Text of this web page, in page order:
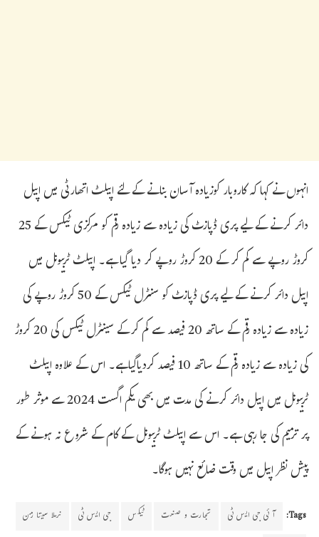
انہوں نے کہا کہ کاروبار کوزیادہ آسان بنانے کے لئے اپیلٹ اتھارٹی میں اپیل
دائر کرنے کے لیے پری ڈپازٹ کی زیادہ سے زیادہ رقم کو مرکزی ٹیکس کے 25
کروڑ روپے سے کم کر کے 20 کروڑ روپے کر دیا گیا ہے۔ اپیلٹ ٹربیونل میں
اپیل دائر کرنے کے لیے پری ڈپازٹ کو سنٹرل ٹیکس کے 50 کروڑ روپے کی
زیادہ سے زیادہ رقم کے ساتھ 20 فیصد سے کم کرکے سینٹرل ٹیکس کی 20 کروڑ
کی زیادہ سے زیادہ رقم کے ساتھ 10 فیصد کردیاگیاہے۔ اس کے علاوہ اپیلٹ
ٹربیونل میں اپیل دائر کرنے کی مدت میں بھی یکم اگست 2024 سے موثر طور
پر ترمیم کی جا رہی ہے۔ اس سے اپیلٹ ٹربیونل کے کام کے شروع نہ ہونے کے
پیش نظر اپیل میں وقت ضائع نہیں ہوگا۔
Tags: آئی جی ایس ٹی تجارت و صنعت ٹیکس جی ایس ٹی
نرملا سیتا رمن